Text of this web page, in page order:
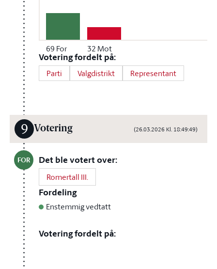
69 For 32 Mot
Votering fordelt på:
Parti Valgdistrikt Representant
9 Votering (26.03.2026 Kl. 18:49:49)
FOR Det ble votert over:
Romertall III.
Fordeling
Enstemmig vedtatt
Votering fordelt på: